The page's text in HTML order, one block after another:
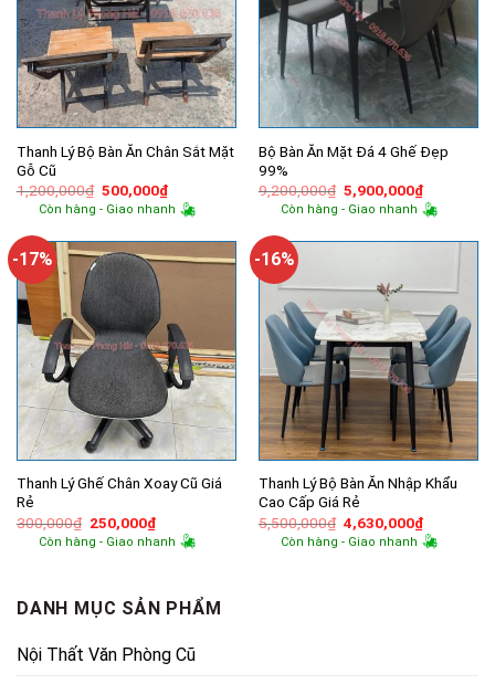
Thanh Lý Bộ Bàn Ăn Chân Sắt Mặt
Gỗ Cũ
1,200,000₫ Giá
gốc
là:
500,000₫Giá
hiện
tại
500,000₫.
Còn hàng - Giao nhanh
Bộ Bàn Ăn Mặt Đá 4 Ghế Đẹp
99%
9,200,000₫ Giá
gốc
là:
5,900,000₫Giá
hiện
tại
Còn hàng - Giao nhanh
-17%
Thanh Lý Ghế Chân Xoay Cũ Giá
Rẻ
300,000₫ Giá
gốc
là:
250,000₫Giá
hiện
tại
Còn hàng - Giao nhanh
-16%
Thanh Lý Bộ Bàn Ăn Nhập Khẩu
Cao Cấp Giá Rẻ
5,500,000₫ Giá
gốc
là:
4,630,000₫Giá
hiện
tại
Còn hàng - Giao nhanh
DANH MỤC SẢN PHẨM
Nội Thất Văn Phòng Cũ